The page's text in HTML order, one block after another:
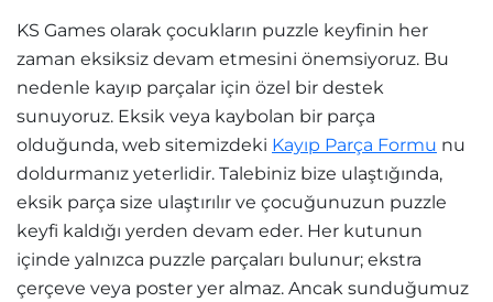
KS Games olarak çocukların puzzle keyfinin her
zaman eksiksiz devam etmesini önemsiyoruz. Bu
nedenle kayıp parçalar için özel bir destek
sunuyoruz. Eksik veya kaybolan bir parça
olduğunda, web sitemizdeki Kayıp Parça Formu nu
doldurmanız yeterlidir. Talebiniz bize ulaştığında,
eksik parça size ulaştırılır ve çocuğunuzun puzzle
keyfi kaldığı yerden devam eder. Her kutunun
içinde yalnızca puzzle parçaları bulunur; ekstra
çerçeve veya poster yer almaz. Ancak sunduğumuz